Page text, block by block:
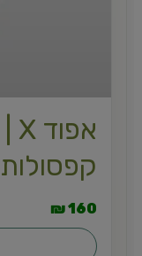
קפסולות
160
₪